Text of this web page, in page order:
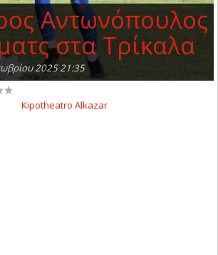
Αντωνόπουλος
στα Τρίκαλα
2025 21:35